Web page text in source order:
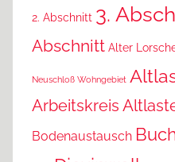
2. Abschnitt 3.
Abschnitt Alter
Neuschloß Wohngebiet
Arbeitskreis
Bodenaustausch